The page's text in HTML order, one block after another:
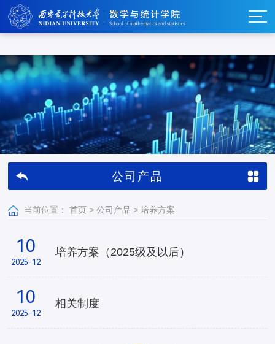
w66利来_w66利来·(集团)官方-首页
公司产品
当前位置： 首页 > 公司产品 > 培养方案
10
2025-12
培养方案（2025级及以后）
10
2025-12
相关制度